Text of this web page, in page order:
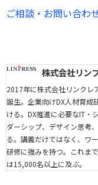
ご相談・お問い合わ
株式会社リン
2017年に株式会社リンクレ
誕生。企業向けDX人材育成
ける。DX推進に必要なIT・
ダーシップ、デザイン思考
る。講義だけではなく、ワ
研修に強みを持つ。これま
は15,000名以上に及ぶ。